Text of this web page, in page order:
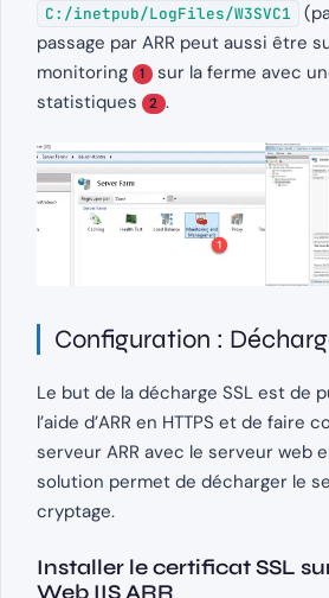
C:/inetpub/LogFiles/W3SVC1
passage par ARR peut aussi être
monitoring
1 sur la ferme avec
statistiques
2 .
Configuration :
Le but de la décharge SSL est de
l’aide d’ARR en HTTPS et de faire
serveur ARR avec le serveur web
solution permet de décharger le
cryptage.
Installer le certificat SSL
Web IIS ARR